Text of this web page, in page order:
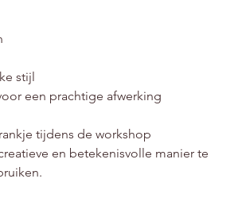
stijl
een prachtige afwerking
tijdens de workshop
en betekenisvolle manier te